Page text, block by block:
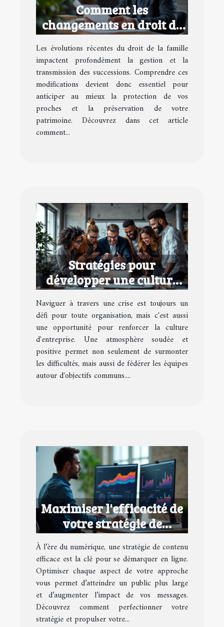
Comment les
changements en droit de
la famille affectent vos
successions ?
Les évolutions récentes du droit de la famille
impactent profondément la gestion et la
transmission des successions. Comprendre ces
modifications devient donc essentiel pour
anticiper au mieux la protection de vos
proches et la préservation de votre
patrimoine. Découvrez dans cet article
comment...
Stratégies pour
développer une culture
d'entreprise performante
en temps de crise
Naviguer à travers une crise est toujours un
défi pour toute organisation, mais c'est aussi
une opportunité pour renforcer la culture
d'entreprise. Une atmosphère soudée et
positive permet non seulement de surmonter
les difficultés, mais aussi de fédérer les équipes
autour d'objectifs communs....
Maximiser l'efficacité de
votre stratégie de
contenu numérique
À l’ère du numérique, une stratégie de contenu
efficace est la clé pour se démarquer en ligne.
Optimiser chaque aspect de votre approche
vous permet d’atteindre un public plus large
et d’augmenter l’impact de vos messages.
Découvrez comment perfectionner votre
stratégie et propulser votre...